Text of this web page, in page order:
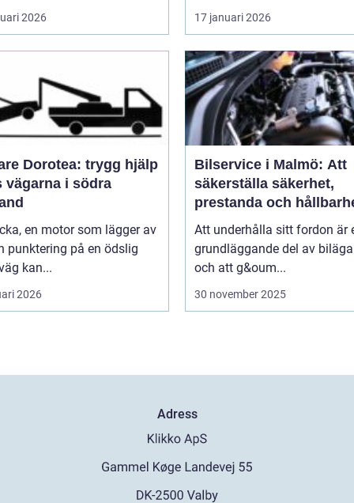
2026 17 januari 2026
Dorotea: trygg hjälp
vägarna i södra
en motor som lägger av
punktering på en ödslig
kan...
2026
Bilservice i Malmö: Att
säkerställa säkerhet,
prestanda och
Att underhålla sitt fordon är
grundläggande del av
och att g&oum...
30 november 2025
Adress